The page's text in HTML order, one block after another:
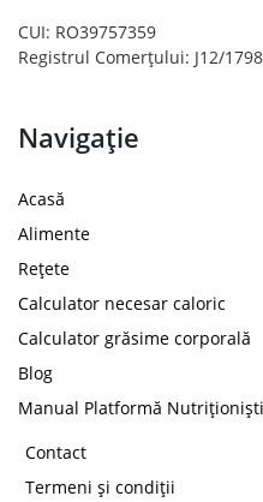
CUI: RO39757359
Registrul Comerțului: J12/
Navigație
Acasă
Alimente
Rețete
Calculator necesar caloric
Calculator grăsime corporală
Blog
Manual Platformă Nutriționiști
Contact
Termeni și condiții